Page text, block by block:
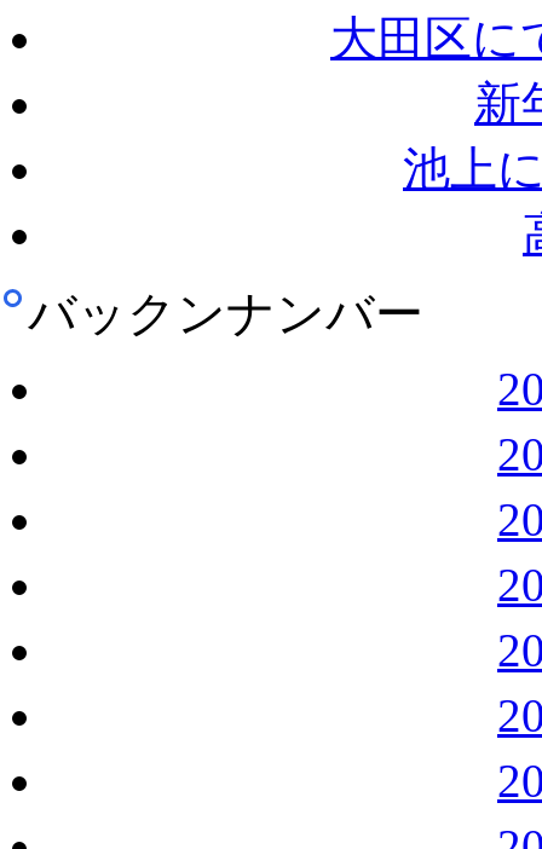
大田区に
新
池上
バックンナンバー